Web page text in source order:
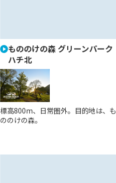
もののけの森 グリーンパーク
ハチ北
標高800m、日常圏外。目的地は、も
ののけの森。